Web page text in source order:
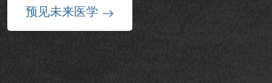
预见未来医学